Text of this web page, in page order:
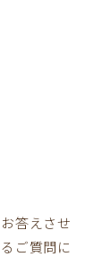
答えさせ
ご質問に